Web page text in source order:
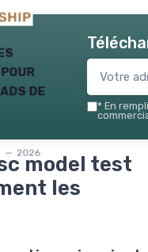
de
— 2026
* En
model test
les